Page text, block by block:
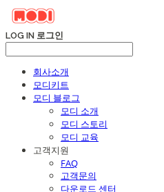
LOG IN 로그인
회사소개
모디키트
모디 블로그
모디 소개
모디 스토리
모디 교육
고객지원
FAQ
고객문의
다운로드 센터